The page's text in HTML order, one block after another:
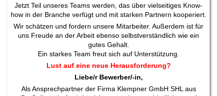
Jetzt Teil unseres Teams werden, das über vielseitiges Know-
how in der Branche verfügt und mit starken Partnern kooperiert.
Wir schätzen und fordern unsere Mitarbeiter. Außerdem ist für
uns Freude an der Arbeit ebenso selbstverständlich wie ein
gutes Gehalt.
Ein starkes Team freut sich auf Unterstützung.
Lust auf eine neue Herausforderung?
Liebe/r Bewerber/-in,
Als Ansprechpartner der Firma Klempner GmbH SHL aus